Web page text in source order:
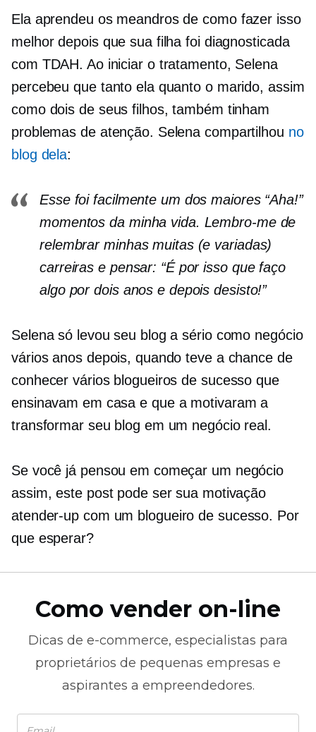
Ela aprendeu os meandros de como fazer isso
melhor depois que sua filha foi diagnosticada
com TDAH. Ao iniciar o tratamento, Selena
percebeu que tanto ela quanto o marido, assim
como dois de seus filhos, também tinham
problemas de atenção. Selena compartilhou no
blog dela:
Esse foi facilmente um dos maiores “Aha!”
momentos da minha vida. Lembro-me de
relembrar minhas muitas (e variadas)
carreiras e pensar: “É por isso que faço
algo por dois anos e depois desisto!”
Selena só levou seu blog a sério como negócio
vários anos depois, quando teve a chance de
conhecer vários blogueiros de sucesso que
ensinavam em casa e que a motivaram a
transformar seu blog em um negócio real.
Se você já pensou em começar um negócio
assim, este post pode ser sua motivação
atender-up com um blogueiro de sucesso. Por
que esperar?
Como vender on-line
Dicas de e-commerce, especialistas para
proprietários de pequenas empresas e
aspirantes a empreendedores.